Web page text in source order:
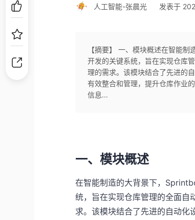
人工智能-张晨光 发表于
【摘要】 一、模块概述在智能
开发的关键系统，旨在实现仓库
理的需求。该模块结合了先进的
有效整合和管理，提升仓库作业
信息...
一、模块概述
在智能制造的大背景下，
统，旨在实现仓库管理的全面自
求。该模块结合了先进的自动化